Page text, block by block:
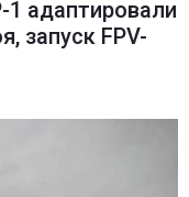
1 адаптировали
запуск FPV-